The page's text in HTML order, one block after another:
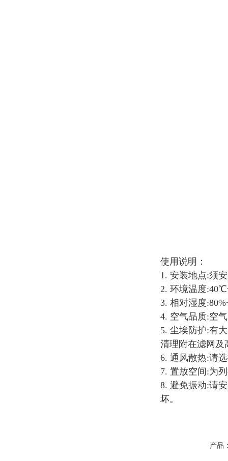
使用说明：
1. 安装地点:须
2. 环境温度
3. 相对湿度
4. 空气品质:空
5. 尘埃防护:有
清理附在滤网及
6. 通风散热:请
7. 置放空间:为
8. 避免振动:请
坏。
产品